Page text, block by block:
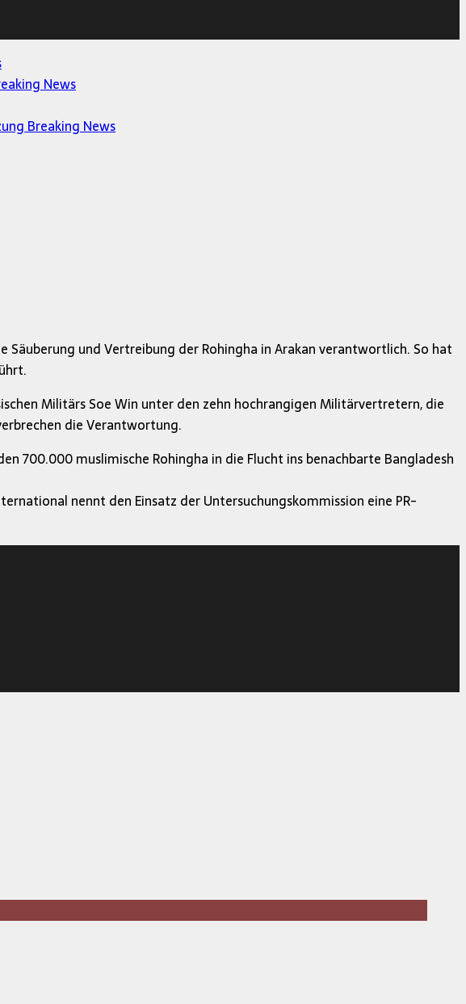
News
Breaking News
und Vertreibung der Rohingha in Arakan verantwortlich. So hat
Militärs Soe Win unter den zehn hochrangigen Militärvertretern, die
die Verantwortung.
700.000 muslimische Rohingha in die Flucht ins benachbarte Bangladesh
nennt den Einsatz der Untersuchungskommission eine PR-